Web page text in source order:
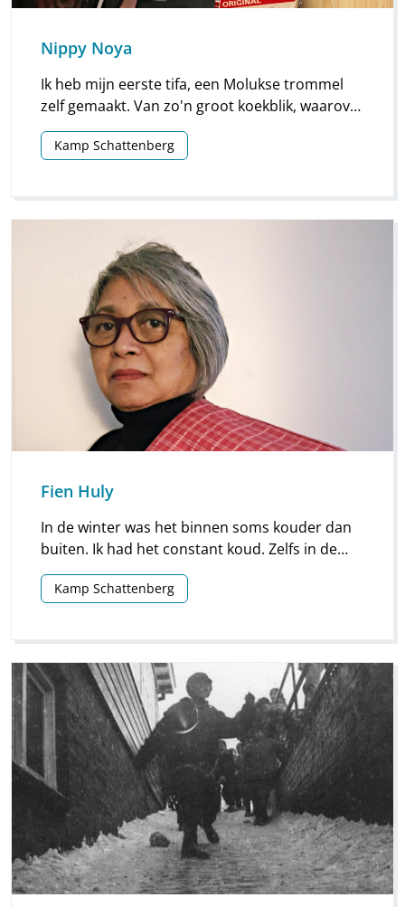
Nippy Noya
Ik heb mijn eerste tifa, een Molukse trommel
zelf gemaakt. Van zo'n groot koekblik, waarover
ik een binnenband van een auto had
gespannen. Ik was ongeveer zes jaar.
Kamp Schattenberg
Fien Huly
In de winter was het binnen soms kouder dan
buiten. Ik had het constant koud. Zelfs in de
zomer. We wisten niet hoe wij ons warm
moesten houden. Wij hadden geen
Kamp Schattenberg